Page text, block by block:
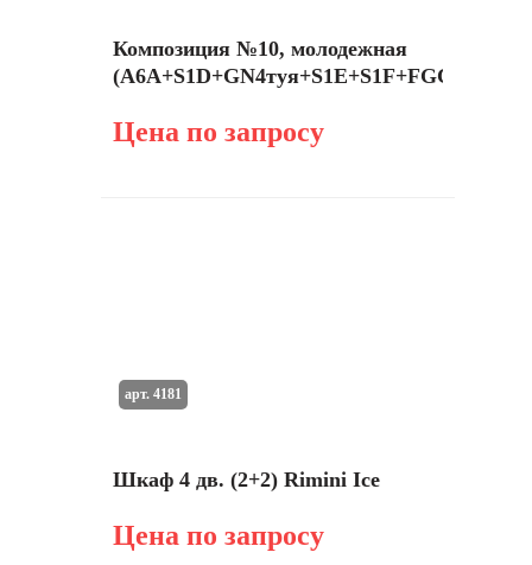
Композиция №10, молодежная
(A6A+S1D+GN4туя+S1E+S1F+FGC+H1D)
Цена по запросу
Шкаф 4 дв. (2+2) Rimini Ice
Цена по запросу
арт. 4181